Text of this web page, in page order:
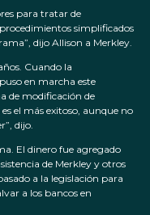
para tratar de
simplificados
dijo Allison a Merkley.
Cuando la
en marcha este
de modificación de
el más exitoso, aunque no
dijo.
El dinero fue agregado
de Merkley y otros
a la legislación para
a los bancos en